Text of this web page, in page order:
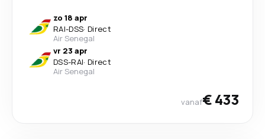
zo 18 apr
RAI-DSS· Direct
Air Senegal
vr 23 apr
DSS-RAI· Direct
Air Senegal
vanaf€ 433